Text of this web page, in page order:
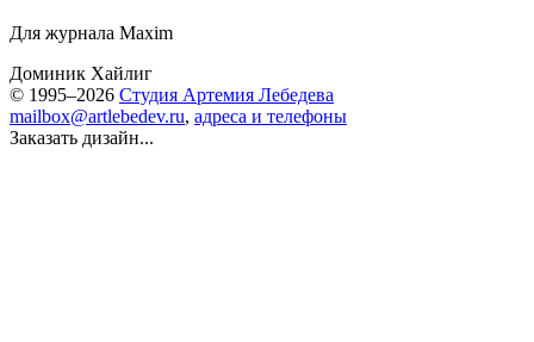
Для журнала Maxim
Доминик Хайлиг
© 1995–2026 Студия Артемия Лебедева
mailbox@artlebedev.ru, адреса и телефоны
Заказать дизайн...